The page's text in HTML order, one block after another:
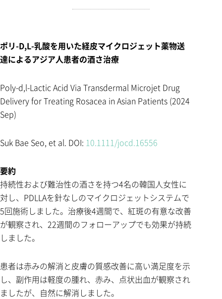
ポリ-D,L-乳酸を用いた経皮マイクロジェット薬物送
達によるアジア人患者の酒さ治療
Poly-d,l-Lactic Acid Via Transdermal Microjet Drug
Delivery for Treating Rosacea in Asian Patients (2024
Sep)
Suk Bae Seo, et al. DOI: 10.1111/jocd.16556
要約
持続性および難治性の酒さを持つ4名の韓国人女性に
対し、PDLLAを針なしのマイクロジェットシステムで
5回施術しました。 治療後4週間で、紅斑の有意な改善
が観察され、22週間のフォローアップでも効果が持続
しました。
患者は赤みの解消と皮膚の質感改善に高い満足度を示
し、副作用は軽度の腫れ、赤み、点状出血が観察され
ましたが、自然に解消しました。